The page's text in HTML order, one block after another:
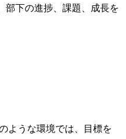
部下の進捗、課題、成長を
ような環境では、目標を